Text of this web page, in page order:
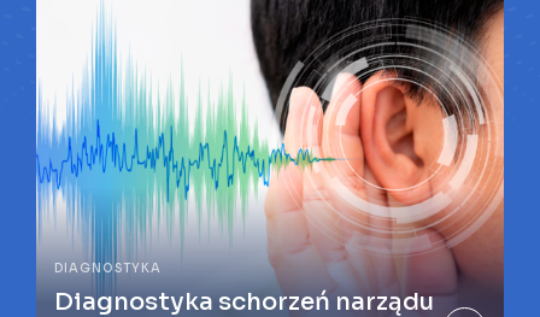
DIAGNOSTYKA
Diagnostyka schorzeń narządu